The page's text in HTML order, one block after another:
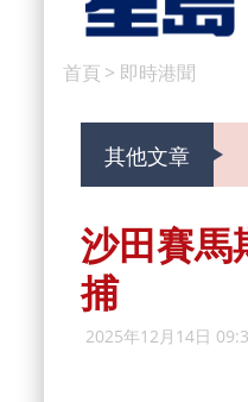
首頁 > 即時港聞
其他文章
沙田賽馬
捕
2025年12月14日